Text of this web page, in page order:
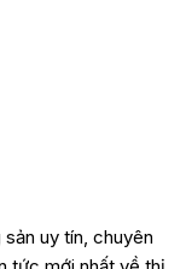
uy tín, chuyên